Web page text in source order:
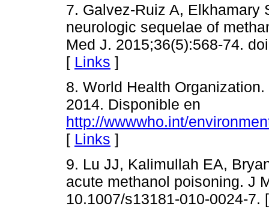
7. Galvez-Ruiz A, Elkhamary
neurologic sequelae of
Med J. 2015;36(5):568-74.
[ Links ]
8. World Health
2014. Disponible en
http://wwwwho.int/
[ Links ]
9. Lu JJ, Kalimullah EA,
acute methanol poisoning. J
10.1007/s13181-010-0024-7.